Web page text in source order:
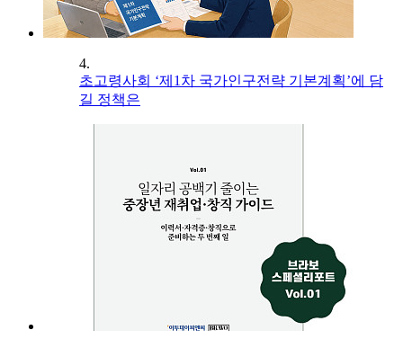
4.
초고령사회 ‘제1차 국가인구전략 기본계획’에 담
길 정책은